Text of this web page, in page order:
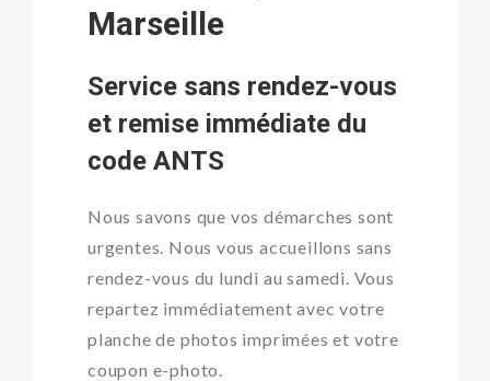
Marseille
Service sans rendez-vous
et remise immédiate du
code ANTS
Nous savons que vos démarches sont
urgentes. Nous vous accueillons sans
rendez-vous du lundi au samedi. Vous
repartez immédiatement avec votre
planche de photos imprimées et votre
coupon e-photo.